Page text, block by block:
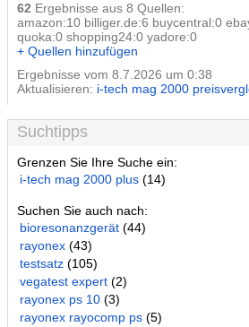
62 Ergebnisse aus 8 Quellen:
amazon:10 billiger.de:6 buycentral:0
quoka:0 shopping24:0 yadore:0
+ Quellen hinzufügen
Ergebnisse vom 8.7.2026 um 0:38
Aktualisieren: i-tech mag 2000
Suchtipps
Grenzen Sie Ihre Suche ein:
i-tech mag 2000 plus (14)
Suchen Sie auch nach:
bioresonanzgerät (44)
rayonex (43)
testsatz (105)
vegatest expert (2)
rayonex ps 10 (3)
rayonex rayocomp ps (5)